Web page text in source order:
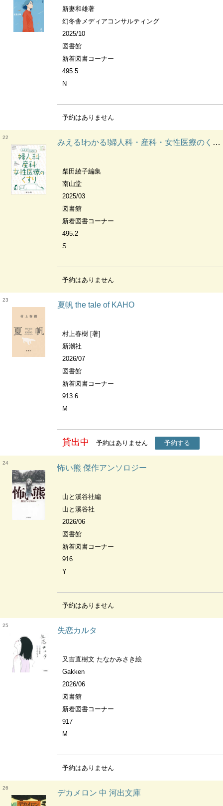
新妻和雄著
幻冬舎メディアコンサルティング
2025/10
図書館
新着図書コーナー
495.5
N
予約はありません
22
みえる!わかる!婦人科・産科・女性医療のくすり 薬局
柴田綾子編集
南山堂
2025/03
図書館
新着図書コーナー
495.2
S
予約はありません
23
夏帆 the tale of KAHO
村上春樹 [著]
新潮社
2026/07
図書館
新着図書コーナー
913.6
M
貸出中 予約はありません 予約する
24
怖い熊 傑作アンソロジー
山と溪谷社編
山と溪谷社
2026/06
図書館
新着図書コーナー
916
Y
予約はありません
25
失恋カルタ
又吉直樹文 たなかみさき絵
Gakken
2026/06
図書館
新着図書コーナー
917
M
予約はありません
26
デカメロン 中 河出文庫